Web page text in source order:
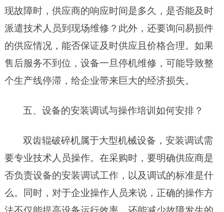
现故障时，供应商的响应时间是多久，是否能及时
派遣技术人员到现场维修？此外，还要询问易损件
的供应情况，能否保证及时供应且价格合理。如果
售后服务不到位，设备一旦停机维修，可能导致整
个生产线停滞，给企业带来巨大的经济损失。
五、设备的安装调试与操作培训如何安排？
双齿辊破碎机属于大型机械设备，安装调试需
要专业技术人员操作。在采购时，要明确供应商是
否负责设备的安装调试工作，以及调试的标准是什
么。同时，对于企业操作人员来说，正确的操作方